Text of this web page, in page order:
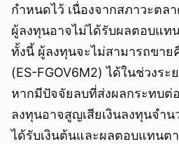
กำหนดไว้ เนื่องจากสภาวะตล
ผู้ลงทุนอาจไม่ได้รับผลตอบแท
ทั้งนี้ ผู้ลงทุนจะไม่สามารถขา
(ES-FGOV6M2) ได้ในช่วงระ
หากมีปัจจัยลบที่ส่งผลกระทบต่
ลงทุนอาจสูญเสียเงินลงทุนจำ
ได้รับเงินต้นและผลตอบแทนต